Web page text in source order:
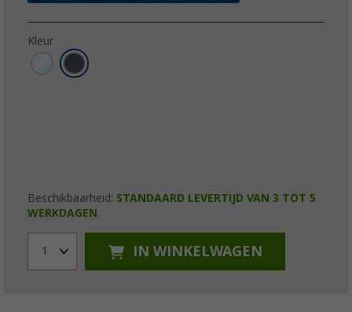
Kleur
Beschikbaarheid: STANDAARD LEVERTIJD VAN 3 TOT 5
WERKDAGEN
1 IN WINKELWAGEN